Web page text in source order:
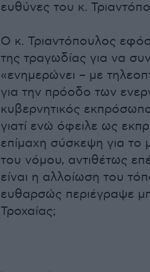
ευθύνες του κ.
Ο κ. Τριαντόπουλος
της τραγωδίας για να
«ενημερώνει – με
για την πρόοδο των
κυβερνητικός
γιατί ενώ όφειλε ως
επίμαχη σύσκεψη για
του νόμου, αντιθέτως
είναι η αλλοίωση του
ευθαρσώς περιέγραψε
Τροχαίας;